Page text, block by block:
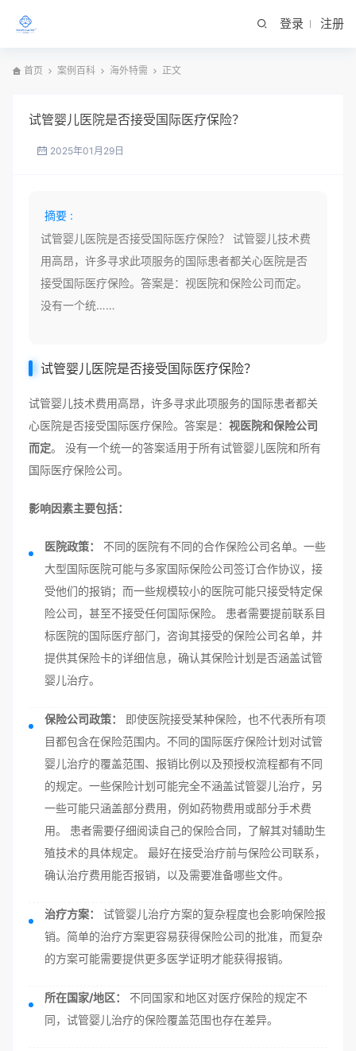
登录 注册
首页 案例百科 海外特需 正文
试管婴儿医院是否接受国际医疗保险？
2025年01月29日
摘要 :
试管婴儿医院是否接受国际医疗保险？ 试管婴儿技术费
用高昂，许多寻求此项服务的国际患者都关心医院是否
接受国际医疗保险。答案是：视医院和保险公司而定。
没有一个统……
试管婴儿医院是否接受国际医疗保险？
试管婴儿技术费用高昂，许多寻求此项服务的国际患者都关
心医院是否接受国际医疗保险。答案是： 视医院和保险公司
而定。 没有一个统一的答案适用于所有试管婴儿医院和所有
国际医疗保险公司。
影响因素主要包括：
医院政策：
不同的医院有不同的合作保险公司名单。一些
大型国际医院可能与多家国际保险公司签订合作协议，接
受他们的报销；而一些规模较小的医院可能只接受特定保
险公司，甚至不接受任何国际保险。 患者需要提前联系目
标医院的国际医疗部门，咨询其接受的保险公司名单，并
提供其保险卡的详细信息，确认其保险计划是否涵盖试管
婴儿治疗。
保险公司政策：
即使医院接受某种保险，也不代表所有项
目都包含在保险范围内。不同的国际医疗保险计划对试管
婴儿治疗的覆盖范围、报销比例以及预授权流程都有不同
的规定。一些保险计划可能完全不涵盖试管婴儿治疗，另
一些可能只涵盖部分费用，例如药物费用或部分手术费
用。 患者需要仔细阅读自己的保险合同，了解其对辅助生
殖技术的具体规定。 最好在接受治疗前与保险公司联系，
确认治疗费用能否报销，以及需要准备哪些文件。
治疗方案：
试管婴儿治疗方案的复杂程度也会影响保险报
销。简单的治疗方案更容易获得保险公司的批准，而复杂
的方案可能需要提供更多医学证明才能获得报销。
所在国家/地区：
不同国家和地区对医疗保险的规定不
同，试管婴儿治疗的保险覆盖范围也存在差异。